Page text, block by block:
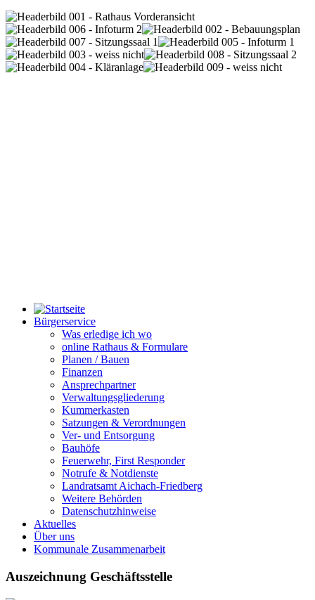
Bürgerservice
Was erledige ich wo
online Rathaus & Formulare
Planen / Bauen
Finanzen
Ansprechpartner
Verwaltungsgliederung
Kummerkasten
Satzungen & Verordnungen
Ver- und Entsorgung
Bauhöfe
Feuerwehr, First Responder
Notrufe & Notdienste
Landratsamt Aichach-Friedberg
Weitere Behörden
Datenschutzhinweise
Aktuelles
Über uns
Kommunale Zusammenarbeit
Auszeichnung Geschäftsstelle